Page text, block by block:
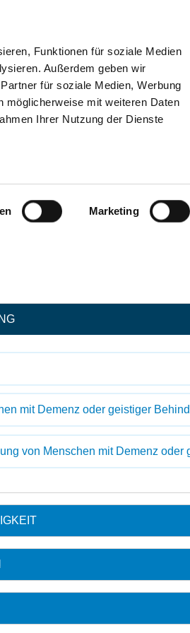
Funktionen für soziale Medien
Außerdem geben wir
für soziale Medien, Werbung
möglicherweise mit weiteren Daten
Ihrer Nutzung der Dienste
Marketing
DAS DKV
mit Demenz oder geistiger
von Menschen mit Demenz oder